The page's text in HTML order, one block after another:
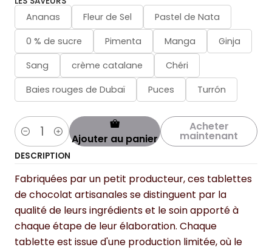
Ananas Fleur de Sel
Pastel de Nata
0 % de sucre
Pimenta Manga
Ginja
Sang
crème catalane
Chéri
Baies rouges de Dubaï
Puces Turrón
Quantité Ajouter au panier
Acheter
maintenant
DESCRIPTION
Fabriquées par un petit producteur, ces tablettes
de chocolat artisanales se distinguent par la
qualité de leurs ingrédients et le soin apporté à
chaque étape de leur élaboration. Chaque
tablette est issue d'une production limitée, où le